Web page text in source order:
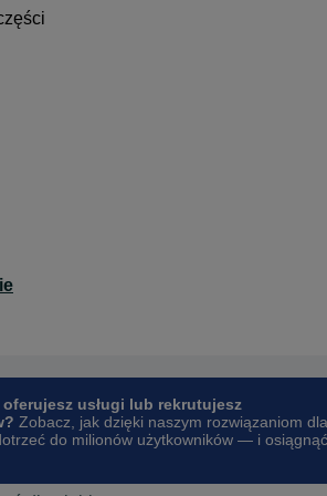
oferujesz usługi lub rekrutujesz
Zobacz, jak dzięki naszym rozwiązaniom dla
do milionów użytkowników — i osiągnąć